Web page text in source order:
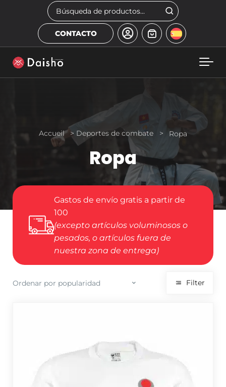
Skip to main content Buscar
CONTACTO
Ropa
Accueil > Deportes de combate > Ropa
Gastos de envío gratis a partir de
100
(excepto artículos voluminosos o
pesados, o artículos fuera de
nuestra zona de entrega)
Filter